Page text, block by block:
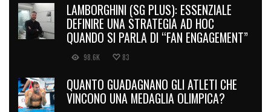
LAMBORGHINI (SG PLUS): ESSENZIALE
DEFINIRE UNA STRATEGIA AD HOC
QUANDO SI PARLA DI “FAN ENGAGEMENT”
98.6K 83
QUANTO GUADAGNANO GLI ATLETI CHE
VINCONO UNA MEDAGLIA OLIMPICA?